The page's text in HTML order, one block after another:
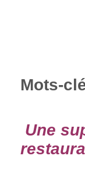
Mots-
Une